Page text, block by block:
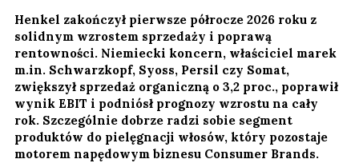
Henkel zakończył pierwsze półrocze 2026 roku z
solidnym wzrostem sprzedaży i poprawą
rentowności. Niemiecki koncern, właściciel marek
m.in. Schwarzkopf, Syoss, Persil czy Somat,
zwiększył sprzedaż organiczną o 3,2 proc., poprawił
wynik EBIT i podniósł prognozy wzrostu na cały
rok. Szczególnie dobrze radzi sobie segment
produktów do pielęgnacji włosów, który pozostaje
motorem napędowym biznesu Consumer Brands.